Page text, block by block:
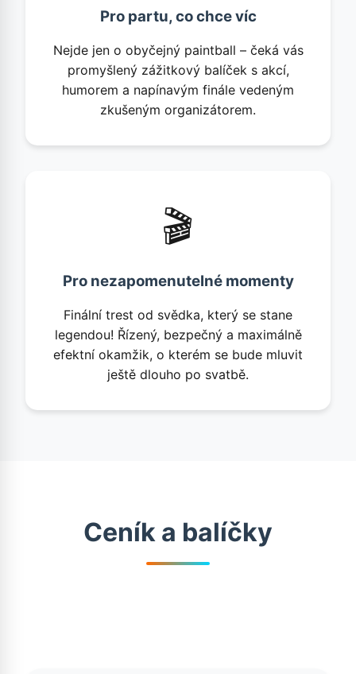
Pro partu, co chce víc
Nejde jen o obyčejný paintball – čeká vás
promyšlený zážitkový balíček s akcí,
humorem a napínavým finále vedeným
zkušeným organizátorem.
🎬
Pro nezapomenutelné momenty
Finální trest od svědka, který se stane
legendou! Řízený, bezpečný a maximálně
efektní okamžik, o kterém se bude mluvit
ještě dlouho po svatbě.
Ceník a balíčky